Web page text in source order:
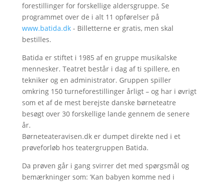
forestillinger for forskellige aldersgruppe. Se
programmet over de i alt 11 opførelser på
www.batida.dk- Billetterne er gratis, men skal
bestilles.
Batida er stiftet i 1985 af en gruppe musikalske
mennesker. Teatret består i dag af ti spillere, en
tekniker og en administrator. Gruppen spiller
omkring 150 turneforestillinger årligt – og har i øvrigt
som et af de mest berejste danske børneteatre
besøgt over 30 forskellige lande gennem de senere
år.
Børneteateravisen.dk er dumpet direkte ned i et
prøveforløb hos teatergruppen Batida.
Da prøven går i gang svirrer det med spørgsmål og
bemærkninger som: ’Kan babyen komme ned i